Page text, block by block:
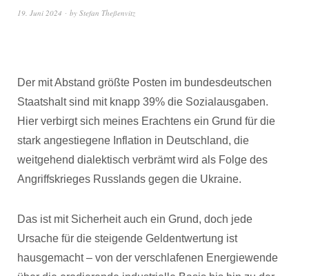
19. Juni 2024 by Stefan Theßenvitz
Der mit Abstand größte Posten im bundesdeutschen
Staatshalt sind mit knapp 39% die Sozialausgaben.
Hier verbirgt sich meines Erachtens ein Grund für die
stark angestiegene Inflation in Deutschland, die
weitgehend dialektisch verbrämt wird als Folge des
Angriffskrieges Russlands gegen die Ukraine.
Das ist mit Sicherheit auch ein Grund, doch jede
Ursache für die steigende Geldentwertung ist
hausgemacht – von der verschlafenen Energiewende